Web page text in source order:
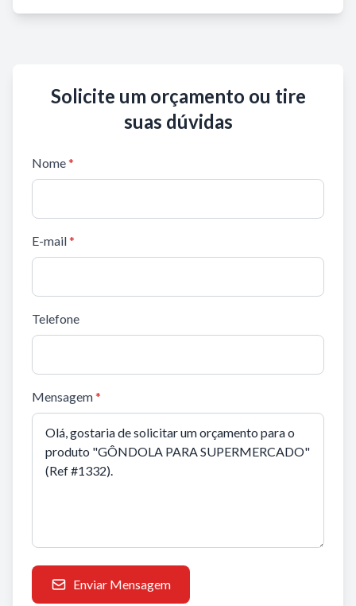
Solicite um orçamento ou tire
suas dúvidas
Nome*
E-mail*
Telefone
Mensagem*
Enviar Mensagem